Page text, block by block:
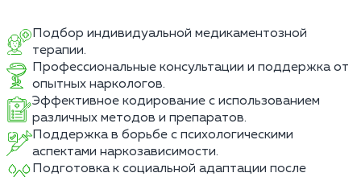
Подбор индивидуальной медикаментозной
терапии.
Профессиональные консультации и поддержка от
опытных наркологов.
Эффективное кодирование с использованием
различных методов и препаратов.
Поддержка в борьбе с психологическими
аспектами наркозависимости.
Подготовка к социальной адаптации после